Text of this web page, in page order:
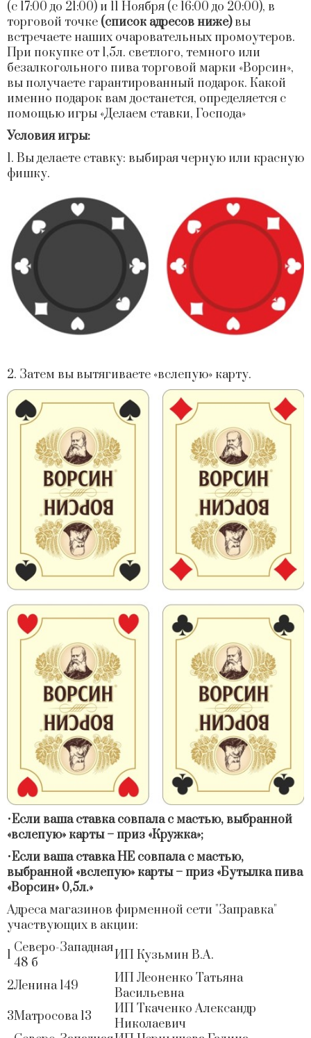
(с 17:00 до 21:00) и 11 Ноября (с 16:00 до 20:00), в
торговой точке (список адресов ниже)вы
встречаете наших очаровательных промоутеров.
При покупке от 1,5л. светлого, темного или
безалкогольного пива торговой марки «Ворсин»,
вы получаете гарантированный подарок. Какой
именно подарок вам достанется, определяется с
помощью игры «Делаем ставки, Господа»
Условия игры:
1. Вы делаете ставку: выбирая черную или красную
фишку.
2. Затем вы вытягиваете «вслепую» карту.
•Если ваша ставка совпала с мастью, выбранной
«вслепую» карты – приз «Кружка»;
•Если ваша ставка НЕ совпала с мастью,
выбранной «вслепую» карты – приз «Бутылка пива
«Ворсин» 0,5л.»
Адреса магазинов фирменной сети "Заправка"
участвующих в акции:
1 Северо-Западная
48 б
ИП Кузьмин В.А.
2Ленина 149
ИП Леоненко Татьяна
Васильевна
3Матросова 13
ИП Ткаченко Александр
Николаевич